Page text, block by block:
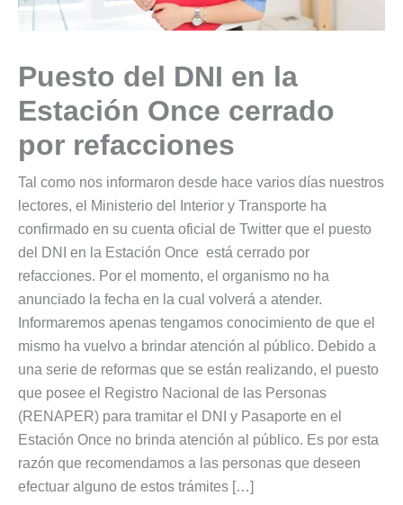
Puesto del DNI en la
Estación Once cerrado
por refacciones
Tal como nos informaron desde hace varios días nuestros
lectores, el Ministerio del Interior y Transporte ha
confirmado en su cuenta oficial de Twitter que el puesto
del DNI en la Estación Once está cerrado por
refacciones. Por el momento, el organismo no ha
anunciado la fecha en la cual volverá a atender.
Informaremos apenas tengamos conocimiento de que el
mismo ha vuelvo a brindar atención al público. Debido a
una serie de reformas que se están realizando, el puesto
que posee el Registro Nacional de las Personas
(RENAPER) para tramitar el DNI y Pasaporte en el
Estación Once no brinda atención al público. Es por esta
razón que recomendamos a las personas que deseen
efectuar alguno de estos trámites […]